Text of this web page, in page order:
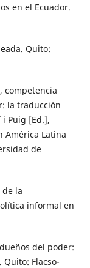
en el Ecuador.
Quito:
competencia
la traducción
Puig [Ed.],
América Latina
de
de la
informal en
del poder:
Flacso-